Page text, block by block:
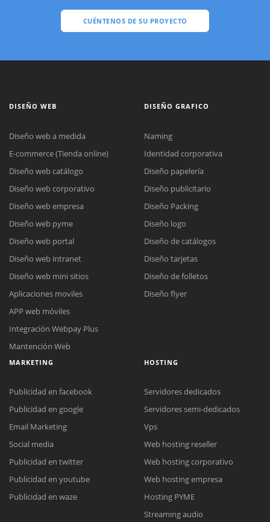
CUÉNTENOS DE SU PROYECTO
Reunión online
Meet para la reunión online.
Cotización
Chat Online
Todos nuestros ejecutivos están fuera de línea. Complete el formulario
DISEÑO WEB
Diseño web a medida
E-commerce (Tienda online)
Diseño web catálogo
Diseño web corporativo
Diseño web empresa
Diseño web pyme
Diseño web portal
Diseño web intranet
Diseño web mini sitios
Aplicaciones moviles
APP web móviles
Integración Webpay Plus
Mantención Web
DISEÑO GRAFICO
Naming
Identidad corporativa
Diseño papelería
Diseño publicitario
Diseño Packing
Diseño logo
Diseño de catálogos
Diseño tarjetas
Diseño de folletos
Diseño flyer
MARKETING
Publicidad en facebook
Publicidad en google
Email Marketing
Social media
Publicidad en twitter
Publicidad en youtube
Publicidad en waze
HOSTING
Servidores dedicados
Servidores semi-dedicados
Vps
Web hosting reseller
Web hosting corporativo
Web hosting empresa
Hosting PYME
Streaming audio